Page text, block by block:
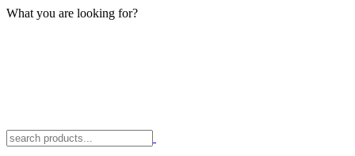
What you are looking for?